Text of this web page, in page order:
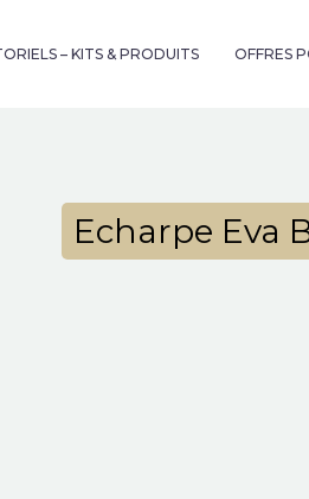
– KITS & PRODUITS OFFRES
Echarpe Eva